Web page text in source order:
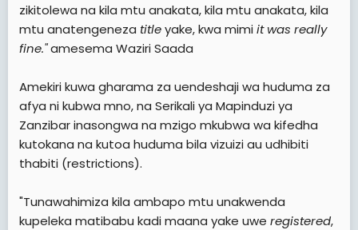
zikitolewa na kila mtu anakata, kila mtu anakata, kila
mtu anatengeneza titleyake, kwa mimiit was really
fine."amesema Waziri Saada
Amekiri kuwa gharama za uendeshaji wa huduma za
afya ni kubwa mno, na Serikali ya Mapinduzi ya
Zanzibar inasongwa na mzigo mkubwa wa kifedha
kutokana na kutoa huduma bila vizuizi au udhibiti
thabiti (restrictions).
"Tunawahimiza kila ambapo mtu unakwenda
kupeleka matibabu kadi maana yake uwe registered,